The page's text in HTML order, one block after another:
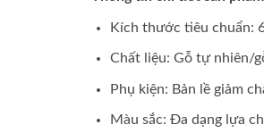
Kích thước tiêu chuẩn:
Chất liệu: Gỗ tự nhiên/
Phụ kiện: Bản lề giảm
Màu sắc: Đa dạng lựa